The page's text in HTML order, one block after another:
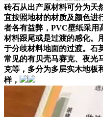
砖石从出产原材料可分为天
宜按照地材的材质及颜色进
者各有益弊，PVC壁纸采用
材料跟尾或是过渡的感化。
于分歧材料地面的过渡。石
常见的有贝壳马赛克、夜光
克等，多分为多层实木地板
样，